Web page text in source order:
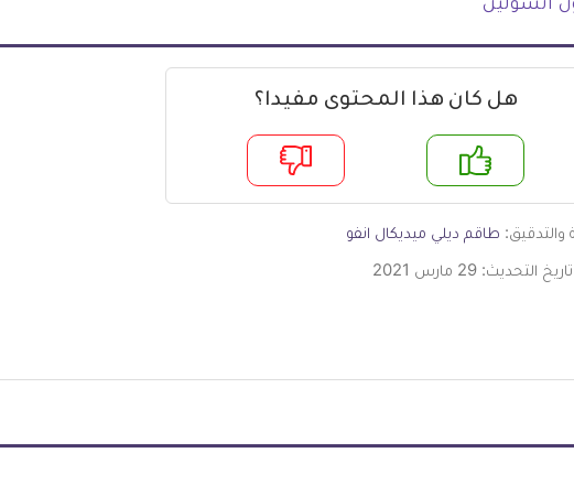
أنسولين
هل كان هذا المحتوى مفيدا؟
لا
والتدقيق: طاقم ديلي ميديكال انفو
تاريخ التحديث: 29 مارس 2021